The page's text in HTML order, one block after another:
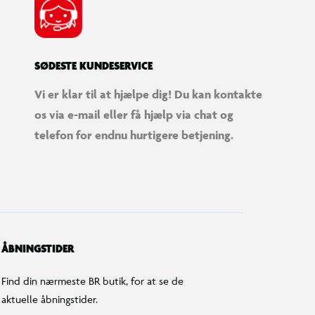
SØDESTE KUNDESERVICE
Vi er klar til at hjælpe dig! Du kan kontakte
os via e-mail eller få hjælp via chat og
telefon for endnu hurtigere betjening.
ÅBNINGSTIDER
Find din nærmeste BR butik, for at se de
aktuelle åbningstider.